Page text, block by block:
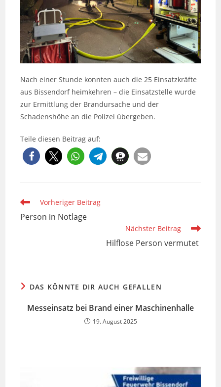
Nach einer Stunde konnten auch die 25 Einsatzkräfte
aus Bissendorf heimkehren – die Einsatzstelle wurde
zur Ermittlung der Brandursache und der
Schadenshöhe an die Polizei übergeben.
Teile diesen Beitrag auf:
Weitere
ansehen
Vorheriger Beitrag
Person in Notlage
Nächster Beitrag
Hilflose Person vermutet
DAS KÖNNTE DIR AUCH GEFALLEN
Messeinsatz bei Brand einer Maschinenhalle
19. August 2025